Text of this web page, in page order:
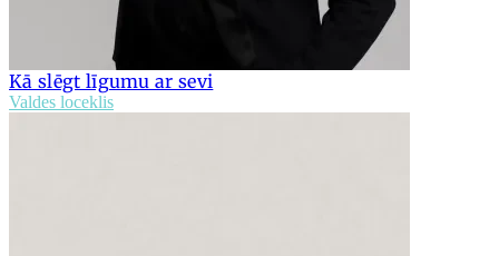
Kā slēgt līgumu ar sevi
Valdes loceklis